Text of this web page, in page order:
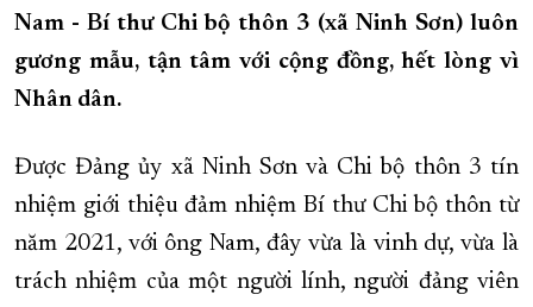
CHUNG TAY CẢI CÁCH HÀNH CHÍNH
XÂY DỰNG NÔNG THÔN MỚI LỊCH CẮT ĐIỆN
TÀU - XE - MÁY BAY
ĐẠI HỘI ĐẢNG CÁC CẤP TRANG CHỦ VỀ BÁO KHÁNH HÒA
Nam - Bí thư Chi bộ thôn 3 (xã Ninh Sơn) luôn
gương mẫu, tận tâm với cộng đồng, hết lòng vì
Nhân dân.
Được Đảng ủy xã Ninh Sơn và Chi bộ thôn 3 tín
nhiệm giới thiệu đảm nhiệm Bí thư Chi bộ thôn từ
năm 2021, với ông Nam, đây vừa là vinh dự, vừa là
trách nhiệm của một người lính, người đảng viên